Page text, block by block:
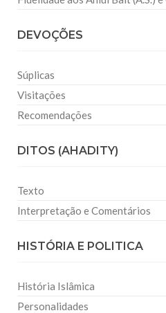
DEVOÇÕES
Súplicas
Visitações
Recomendações
DITOS (AHADITY)
Texto
Interpretação e Comentários
HISTÓRIA E POLITICA
História Islâmica
Personalidades